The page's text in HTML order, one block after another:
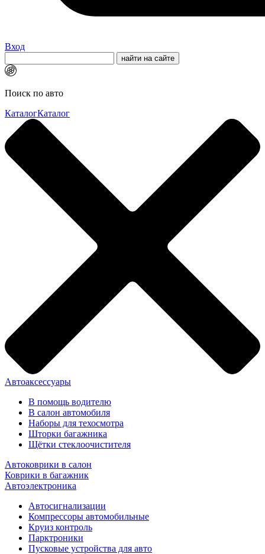
Вход
Поиск по авто
КаталогКаталог
Автоаксессуары
В помощь водителю
В салон автомобиля
Наборы для техосмотра
Шторки багажника
Щётки стеклоочистителя
Автоковрики в салон
Коврики в багажник
Автоэлектроника
Автосигнализации
Компрессоры автомобильные
Круиз контроль
Парктроники
Пусковые устройства для авто